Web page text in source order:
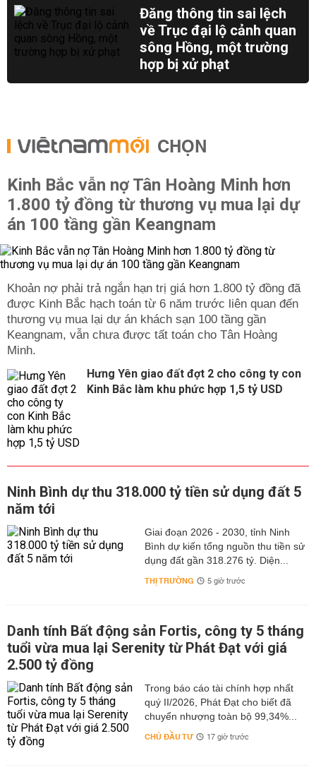
Đăng thông tin sai lệch
về Trục đại lộ cảnh quan
sông Hồng, một trường
hợp bị xử phạt
CHỌN
Kinh Bắc vẫn nợ Tân Hoàng Minh hơn
1.800 tỷ đồng từ thương vụ mua lại dự
án 100 tầng gần Keangnam
được Kinh Bắc hạch toán từ 6 năm trước liên quan đến
thương vụ mua lại dự án khách sạn 100 tầng gần
Keangnam, vẫn chưa được tất toán cho Tân Hoàng
Hưng Yên giao đất đợt 2 cho công ty con
Kinh Bắc làm khu phức hợp 1,5 tỷ USD
Ninh Bình dự thu 318.000 tỷ tiền sử dụng đất 5
năm tới
Giai đoạn 2026 - 2030, tỉnh Ninh
Bình dự kiến tổng nguồn thu tiền sử
dụng đất gần 318.276 tỷ. Diện...
THỊ TRƯỜNG 5 giờ trước
Danh tính Bất động sản Fortis, công ty 5 tháng
tuổi vừa mua lại Serenity từ Phát Đạt với giá
2.500 tỷ đồng
Trong báo cáo tài chính hợp nhất
quý II/2026, Phát Đạt cho biết đã
chuyển nhượng toàn bộ 99,34%...
CHỦ ĐẦU TƯ 17 giờ trước